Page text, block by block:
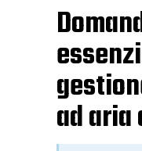
ad aria